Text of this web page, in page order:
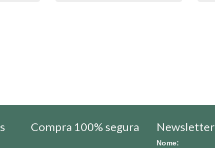
Compra 100% segura Newsletter
Nome: